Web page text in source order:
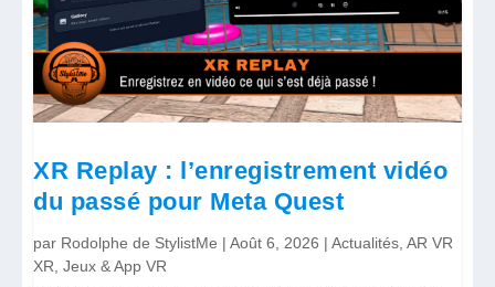
XR Replay : l’enregistrement vidéo
du passé pour Meta Quest
par Rodolphe de StylistMe |Août 6, 2026 |Actualités ,AR VR
XR ,Jeux & App VR